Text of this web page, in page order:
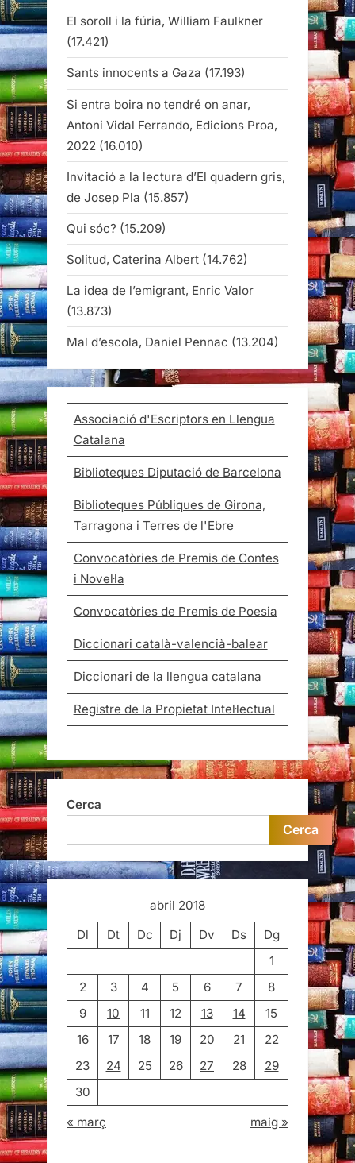
El soroll i la fúria, William Faulkner
(17.421)
Sants innocents a Gaza (17.193)
Si entra boira no tendré on anar,
Antoni Vidal Ferrando, Edicions Proa,
2022 (16.010)
Invitació a la lectura d’El quadern gris,
de Josep Pla (15.857)
Qui sóc? (15.209)
Solitud, Caterina Albert (14.762)
La idea de l’emigrant, Enric Valor
(13.873)
Mal d’escola, Daniel Pennac (13.204)
Associació d'Escriptors en Llengua
Catalana
Biblioteques Diputació de Barcelona
Biblioteques Públiques de Girona,
Tarragona i Terres de l'Ebre
Convocatòries de Premis de Contes
i Novel·la
Convocatòries de Premis de Poesia
Diccionari català-valencià-balear
Diccionari de la llengua catalana
Registre de la Propietat Intel·lectual
Cerca
Cerca
abril 2018
Dl
Dt Dc Dj Dv Ds
Dg
1
2
3 4 5 6 7
8
9
10 11 12 13 14
15
16
17 18 19 20 21
22
23
24 25 26 27 28
29
30
« març
maig »